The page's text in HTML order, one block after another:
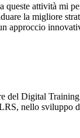
queste attività mi
la migliore
approccio
del Digital
nello sviluppo